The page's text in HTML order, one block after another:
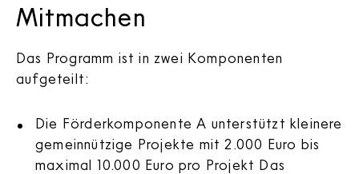
Mitmachen
Das Programm ist in zwei Komponenten
aufgeteilt:
Die Förderkomponente A unterstützt kleinere
gemeinnützige Projekte mit 2.000 Euro bis
maximal 10.000 Euro pro Projekt Das